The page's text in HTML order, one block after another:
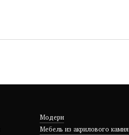
Модерн
Мебель из акрилового камня